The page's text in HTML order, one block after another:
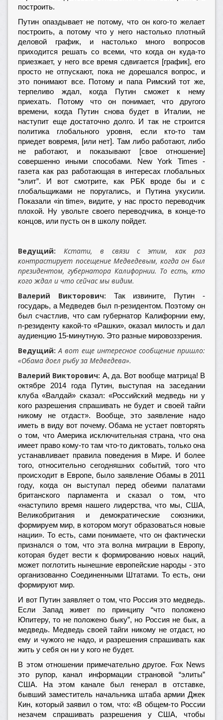
построить.
Путин опаздывает не потому, что он кого-то желает
построить, а потому что у него настолько плотный
деловой график, и настолько много вопросов
приходится решать со всеми, что когда он куда-то
приезжает, у него все время сдвигается [график], его
просто не отпускают, пока не дорешался вопрос, и
это понимают все. Потому и папа Римский тот же,
терпеливо ждал, когда Путин сможет к нему
приехать. Потому что он понимает, что другого
времени, когда Путин снова будет в Италии, не
наступит еще достаточно долго. И так не строится
политика глобального уровня, если кто-то там
приедет вовремя, [или нет]. Там либо работают, либо
не работают, и показывают [свое отношение]
совершенно иными способами. New York Times -
газета как раз работающая в интересах глобальных
“элит”. И вот смотрите, как РБК вроде бы и с
глобальщиками не поругались, и Путина укусили.
Показали «in time», видите, у нас просто переводчик
плохой. Ну увольте своего переводчика, в конце-то
концов, или пусть он в школу пойдет.
Ведущий:
Кстати, в связи с этим, как раз
контрастирует посещение Медведевым, когда он был
президентом, губернатора Калифорнии. То есть, кто
кого ждал и что сейчас мы видим.
Валерий Викторович:
Так извините, Путин -
государь, а Медведев был п-резидентом. Поэтому он
был счастлив, что сам губернатор Калифорнии ему,
п-резиденту какой-то «Рашки», оказал милость и дал
аудиенцию 15-минутную. Это разные мировоззрения.
Ведущий: А вот еще интересное сообщение пришло:
«Обама доел рыбу за Медведева».
Валерий Викторович: А, да. Вот вообще матрица! В
октябре 2014 года Путин, выступая на заседании
клуба «Валдай» сказал: «Российский медведь ни у
кого разрешения спрашивать не будет и своей тайги
никому не отдаст». Вообще, это заявление надо
иметь в виду вот почему. Обама не устает повторять
о том, что Америка исключительная страна, что она
имеет право кому-то там что-то диктовать, только она
устанавливает правила поведения в Мире. И более
того, относительно сегодняшних событий, того что
происходит в Европе, было заявление Обамы в 2011
году, когда он выступал перед обеими палатами
британского парламента и сказал о том, что
«наступило время нашего лидерства, что мы, США,
Великобритания и демократические союзники,
формируем мир, в котором могут образоваться новые
нации». То есть, сами понимаете, что он фактически
признался о том, что эта волна миграции в Европу,
которая будет вести к формированию новых наций,
может поглотить нынешние европейские народы - это
организованно Соединенными Штатами. То есть, они
формируют мир.
И вот Путин заявляет о том, что Россия это медведь.
Если Запад живет по принципу “что положено
Юпитеру, то не положено быку”, но Россия не бык, а
медведь. Медведь своей тайги никому не отдаст, но
ему и чужого не надо, и разрешения спрашивать как
жить у себя он ни у кого не будет.
В этом отношении примечательно другое. Fox News
это рупор, канал информации страновой “элиты”
США. На этом канале был генерал в отставке,
бывший заместитель начальника штаба армии Джек
Кин, который заявил о том, что: «В общем-то России
незачем спрашивать разрешения у США, чтобы